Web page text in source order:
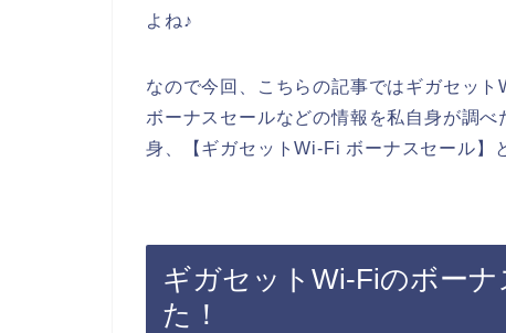
よね♪
なので今回、こちらの記事ではギガセッ
ボーナスセールなどの情報を私自身が調
身、【ギガセットWi-Fi ボーナスセール】
ギガセットWi-Fiのボー
た！